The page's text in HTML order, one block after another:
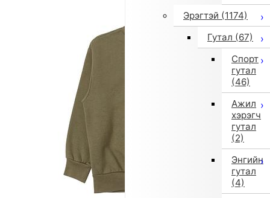
Эрэгтэй (1174)
Гутал (67)
Спорт
гутал
(46)
Ажил
хэрэгч
гутал
(2)
Энгийн
гутал
(4)